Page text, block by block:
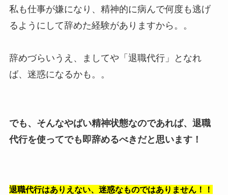
私も仕事が嫌になり、精神的に病んで何度も逃げ
るようにして辞めた経験がありますから。。
辞めづらいうえ、ましてや「退職代行」となれ
ば、迷惑になるかも。。
でも、そんなやばい精神状態なのであれば、退職
代行を使ってでも即辞めるべきだと思います！
退職代行はありえない、迷惑なものではありません！！